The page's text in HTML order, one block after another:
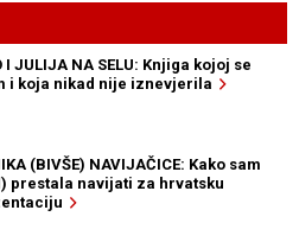
I JULIJA NA SELU: Knjiga kojoj se
i koja nikad nije iznevjerila
(BIVŠE) NAVIJAČICE: Kako sam
prestala navijati za hrvatsku